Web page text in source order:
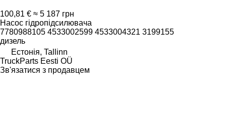
100,81 € ≈ 5 187 грн
Насос гідропідсилювача
7780988105 4533002599 4533004321 3199155
дизель
Естонія, Tallinn
TruckParts Eesti OÜ
Зв'язатися з продавцем